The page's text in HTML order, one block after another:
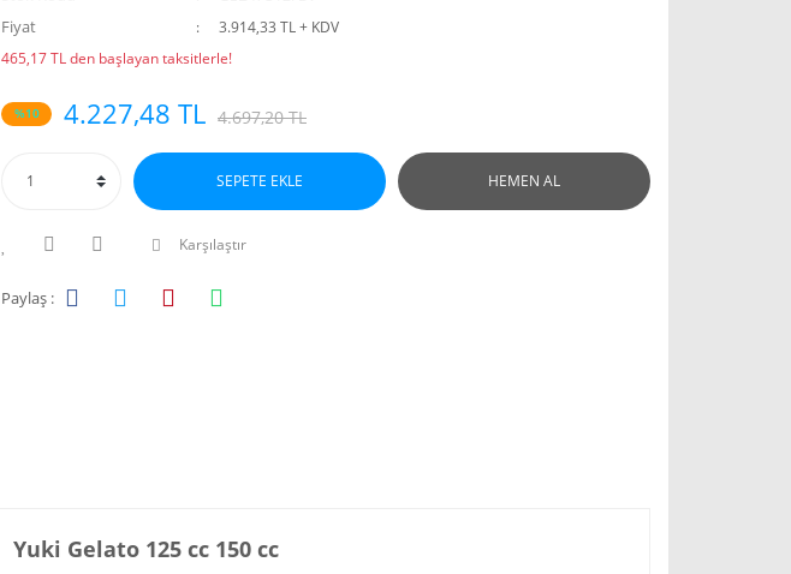
Fiyat
3.914,33 TL + KDV
465,17 TL den başlayan taksitlerle!
%10 4.227,48 TL 4.697,20 TL
SEPETE EKLE HEMEN AL
Karşılaştır
Paylaş :
Yuki Gelato 125 cc 150 cc